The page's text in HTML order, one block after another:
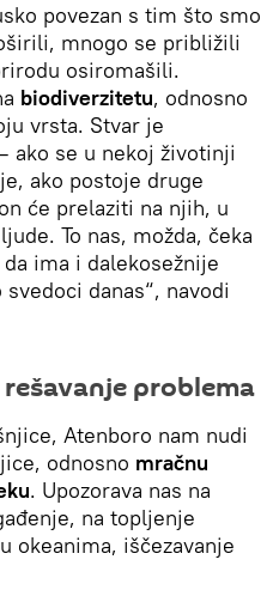
povezan s tim što smo
mnogo se približili
osiromašili.
biodiverzitetu, odnosno
vrsta. Stvar je
ako se u nekoj životinji
ako postoje druge
će prelaziti na njih, u
To nas, možda, čeka
ima i dalekosežnije
danas“, navodi
problema
Atenboro nam nudi
odnosno mračnu
. Upozorava nas na
na topljenje
okeanima, iščezavanje